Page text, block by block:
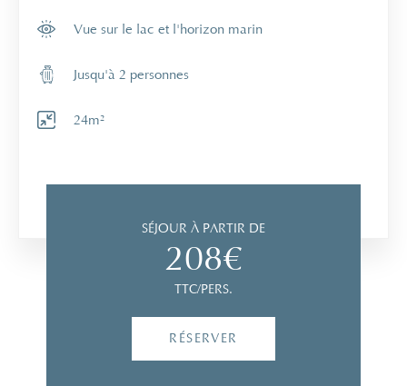
AU MIRAMAR LA CIGALE
RÉSERVER SUR LE SITE
Vue sur le lac et l'horizon marin
Jusqu'à 2 personnes
24m²
SÉJOUR À PARTIR DE
208€
TTC/PERS.
RÉSERVER